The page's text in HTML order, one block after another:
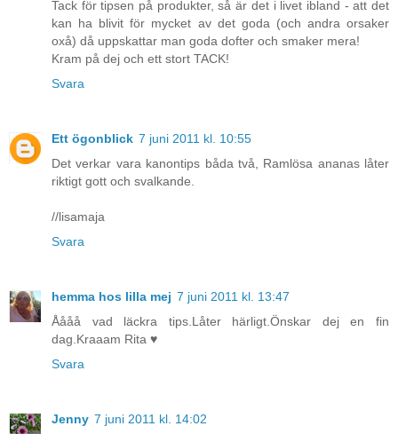
Tack för tipsen på produkter, så är det i livet ibland - att det
kan ha blivit för mycket av det goda (och andra orsaker
oxå) då uppskattar man goda dofter och smaker mera!
Kram på dej och ett stort TACK!
Svara
Ett ögonblick 7 juni 2011 kl. 10:55
Det verkar vara kanontips båda två, Ramlösa ananas låter
riktigt gott och svalkande.
//lisamaja
Svara
hemma hos lilla mej 7 juni 2011 kl. 13:47
Åååå vad läckra tips.Låter härligt.Önskar dej en fin
dag.Kraaam Rita ♥
Svara
Jenny 7 juni 2011 kl. 14:02